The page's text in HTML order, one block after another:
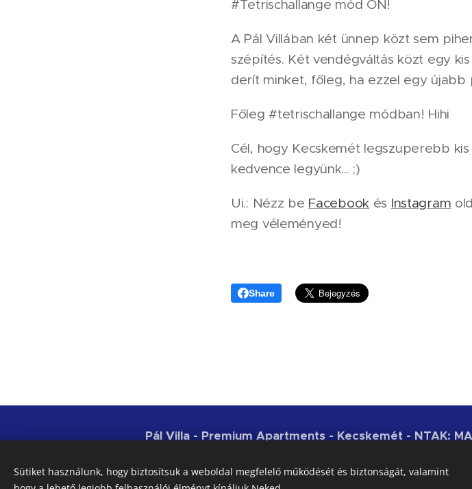
#Tetrischallange mód ON! 😁
A Pál Villában két ünnep közt sem
szépítés. Két vendégváltás közt egy
derít minket, főleg, ha ezzel egy újabb
Főleg #tetrischallange módban! Hihi 😄
Cél, hogy Kecskemét legszuperebb
kedvence legyünk... ;)
Ui.: Nézz be Facebook és Instagram
meg véleményed!
Share
Pál Villa - Premium Apartments - Kecskemét - NTAK:
Irányelveink menüpontban olvashatod.
Sütiket használunk, hogy biztosítsuk a weboldal megfelelő működését és biztonságát, valamint